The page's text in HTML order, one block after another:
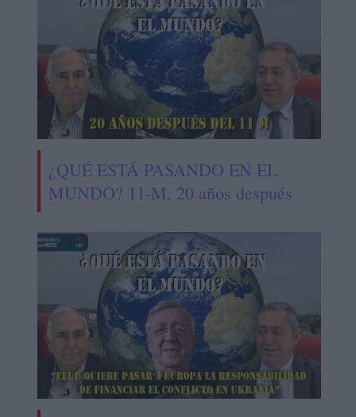
¿QUÉ ESTÁ PASANDO EN EL
MUNDO? 11-M, 20 años después